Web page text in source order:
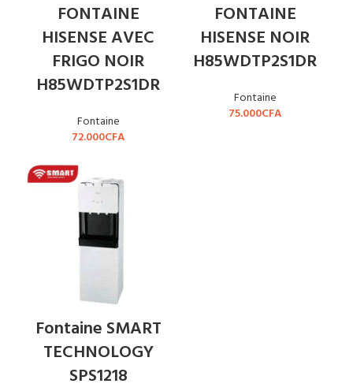
FONTAINE
HISENSE AVEC
FRIGO NOIR
H85WDTP2S1DR
Fontaine
72.000CFA
FONTAINE
HISENSE NOIR
H85WDTP2S1DR
Fontaine
75.000CFA
Fontaine SMART
TECHNOLOGY
SPS1218